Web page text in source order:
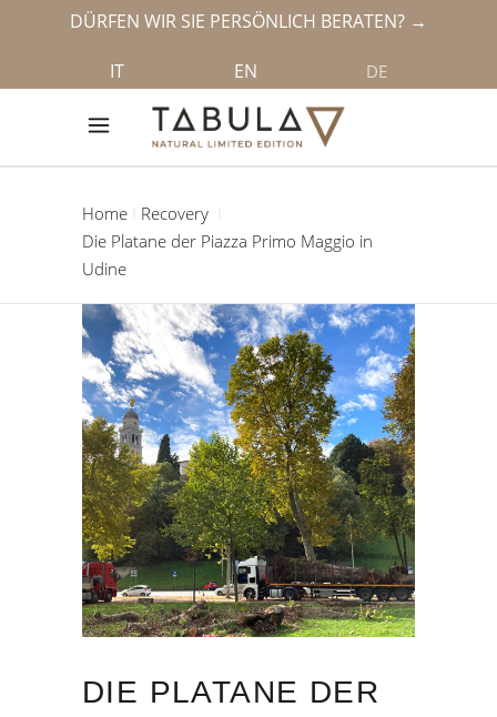
DÜRFEN WIR SIE PERSÖNLICH BERATEN? →
IT EN DE
Home
Recovery
Die Platane der Piazza Primo Maggio in
Udine
DIE PLATANE DER